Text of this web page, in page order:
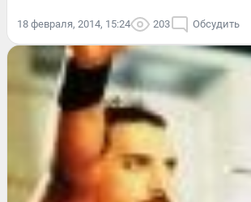
18 февраля, 2014, 15:24 203 Обсудить